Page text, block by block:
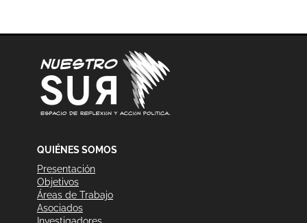
QUIÉNES SOMOS
Presentación
Objetivos
Áreas de Trabajo
Asociados
Investigadores